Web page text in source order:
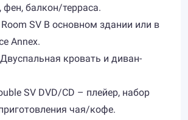
фен, балкон/терраса.
SV В основном здании или в
Annex.
кровать и диван-
SV DVD/CD – плейер, набор
чая/кофе.